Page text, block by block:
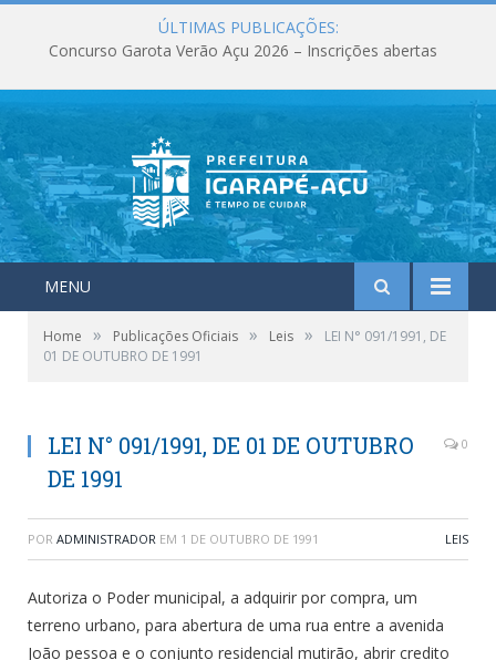
ÚLTIMAS PUBLICAÇÕES:
Concurso Garota Verão Açu 2026 – Inscrições abertas
MENU
Home » Publicações Oficiais » Leis »
LEI N° 091/1991, DE
01 DE OUTUBRO DE 1991
LEI N° 091/1991, DE 01 DE OUTUBRO
DE 1991
0
POR ADMINISTRADOR EM 1 DE OUTUBRO DE 1991 LEIS
Autoriza o Poder municipal, a adquirir por compra, um
terreno urbano, para abertura de uma rua entre a avenida
João pessoa e o conjunto residencial mutirão, abrir credito